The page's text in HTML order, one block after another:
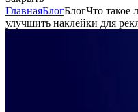
ГлавнаяБлогБлогЧто такое
улучшить наклейки для